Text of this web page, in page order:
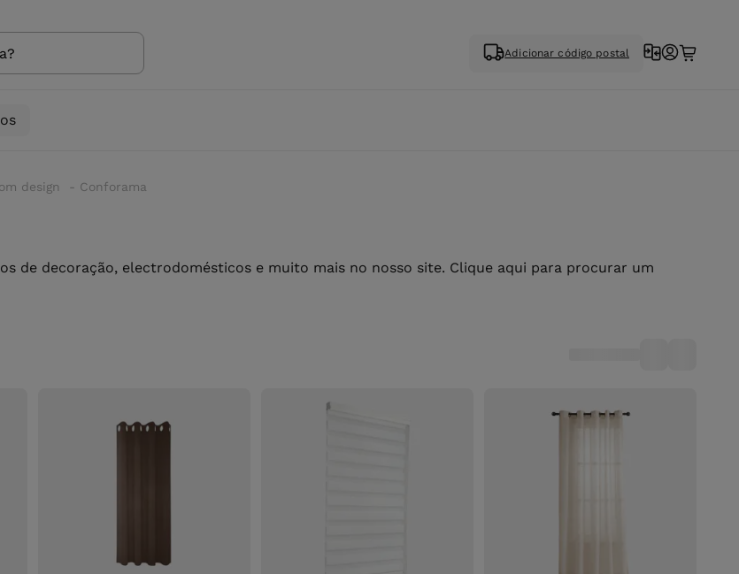
Adicionar código postal
design - Conforama
de decoração, electrodomésticos e muito mais no nosso site. Clique aqui para procurar um